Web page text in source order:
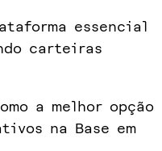
essencial
carteiras
a melhor opção
na Base em